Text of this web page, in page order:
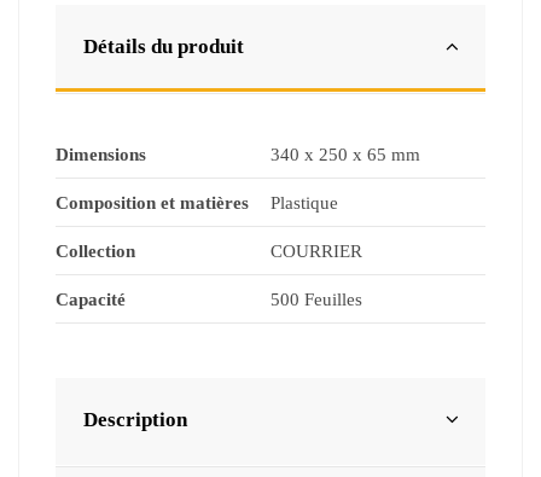
Détails du produit
Dimensions 340 x 250 x 65 mm
Composition et matières Plastique
Collection COURRIER
Capacité 500 Feuilles
Description